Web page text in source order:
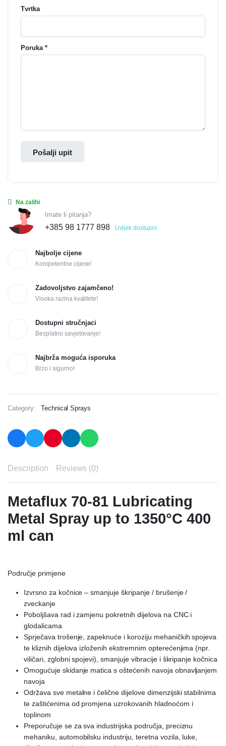
Tvrtka
Poruka *
Pošalji upit
Na zalihi
Imate li pitanja?
+385 98 1777 898 Uvijek dostupni
Najbolje cijene
Kompetentne cijene!
Zadovoljstvo zajamčeno!
Visoka razina kvalitete!
Dostupni stručnjaci
Besplatno savjetovanje!
Najbrža moguća isporuka
Brzo i sigurno!
Category: Technical Sprays
Description Reviews (0)
Metaflux 70-81 Lubricating
Metal Spray up to 1350°C 400
ml can
Područje primjene
Izvrsno za kočnice – smanjuje škripanje / brušenje /
zveckanje
Poboljšava rad i zamjenu pokretnih dijelova na CNC i
glodalicama
Sprječava trošenje, zapeknuće i koroziju mehaničkih spojeva
te kliznih dijelova izloženih ekstremnim opterećenjima (npr.
viličari, zglobni spojevi), smanjuje vibracije i škripanje kočnica
Omogućuje skidanje matica s oštećenih navoja obnavljanjem
navoja
Održava sve metalne i čelične dijelove dimenzijski stabilnima
te zaštićenima od promjena uzrokovanih hladnoćom i
toplinom
Preporučuje se za sva industrijska područja, preciznu
mehaniku, automobilsku industriju, teretna vozila, luke,